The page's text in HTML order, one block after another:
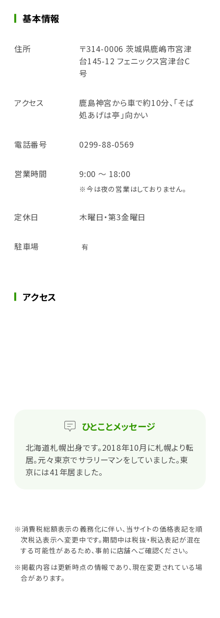
基本情報
住所
〒314-0006 茨城県鹿嶋市宮津
台145-12 フェニックス宮津台C
号
アクセス
鹿島神宮から車で約10分、「そば
処あげは亭」向かい
電話番号 0299-88-0569
営業時間 9:00 ～ 18:00
※今は夜の営業はしておりません。
定休日 木曜日・第3金曜日
駐車場 有
アクセス
ひとことメッセージ
北海道札幌出身です。2018年10月に札幌より転
居。元々東京でサラリーマンをしていました。東
京には41年居ました。
※消費税総額表示の義務化に伴い、当サイトの価格表記を順
次税込表示へ変更中です。期間中は税抜・税込表記が混在
する可能性があるため、事前に店舗へご確認ください。
※掲載内容は更新時点の情報であり、現在変更されている場
合があります。